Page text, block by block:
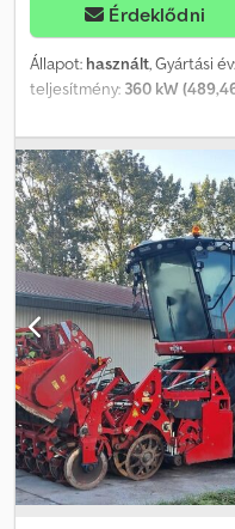
Érdeklődni
Állapot: használt, Gyártási év:
teljesítmény: 360 kW
gumiabroncs méret:900/
Felszereltség:fülke,
Gumizás (elöl): lánctalp,
5200, sortávolság/
sorszám (4 soros), villogó,
tisztítóberendezés, bunker
4 sor 75 cm, 6 sor 50 cm is
meglévők, 22 tonnás
ügyfélnél Dsdpsyzv Nqjfx